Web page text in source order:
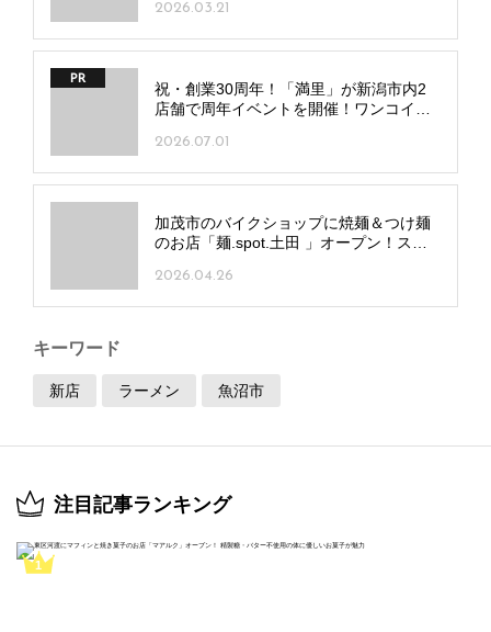
2026.03.21
PR
祝・創業30周年！「満里」が新潟市内2
店舗で周年イベントを開催！ワンコイン
2026.07.01
加茂市のバイクショップに焼麺＆つけ麺
のお店「麺.spot.土田 」オープン！スパ
2026.04.26
キーワード
新店 ラーメン 魚沼市
注目記事ランキング